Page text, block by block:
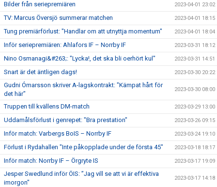
Bilder från seriepremiären 2023-04-01 23:02
TV: Marcus Översjö summerar matchen 2023-04-01 18:15
Tung premiärförlust: "Handlar om att utnyttja momentum" 2023-04-01 18:04
Inför seriepremiären: Ahlafors IF – Norrby IF 2023-03-31 18:12
Nino Osmanagi&#263;: "Lycka!, det ska bli oerhört kul" 2023-03-31 14:51
Snart är det äntligen dags! 2023-03-30 20:22
Gudni Ómarsson skriver A-lagskontrakt: "Kämpat hårt för
det här"
2023-03-30 08:00
Truppen till kvällens DM-match 2023-03-29 13:00
Uddamålsförlust i genrepet: "Bra prestation" 2023-03-26 09:15
Inför match: Varbergs BoIS – Norrby IF 2023-03-24 19:10
Förlust i Rydahallen "Inte påkopplade under de första 45" 2023-03-18 18:17
Inför match: Norrby IF – Örgryte IS 2023-03-17 19:09
Jesper Swedlund inför ÖIS: ”Jag vill se att vi är effektiva
imorgon"
2023-03-17 14:18